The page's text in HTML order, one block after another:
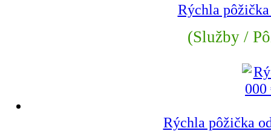
Rýchla
(Služby /
Rýchla pôžička